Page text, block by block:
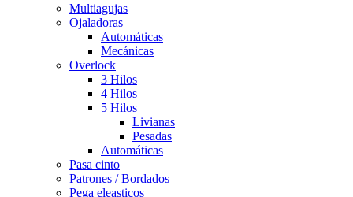
Multiagujas
Ojaladoras
Automáticas
Mecánicas
Overlock
3 Hilos
4 Hilos
5 Hilos
Livianas
Pesadas
Automáticas
Pasa cinto
Patrones / Bordados
Pega eleasticos